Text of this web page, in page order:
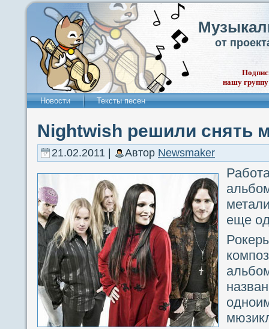
от
нашу
Новости Тексты песен
Nightwish решили снять
21.02.2011 | Автор Newsmaker
еще